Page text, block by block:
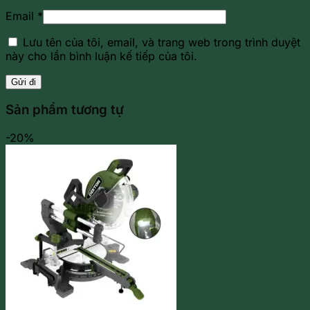
Email *
Lưu tên của tôi, email, và trang web trong trình duyệt
này cho lần bình luận kế tiếp của tôi.
Sản phẩm tương tự
-20%